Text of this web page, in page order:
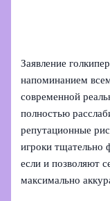
Заявление
напоминанием
современной
полностью
репутационные
игроки тщательно
если и позволяют
максимально